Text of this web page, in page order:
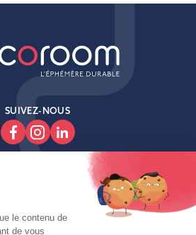
SUIVEZ-NOUS
